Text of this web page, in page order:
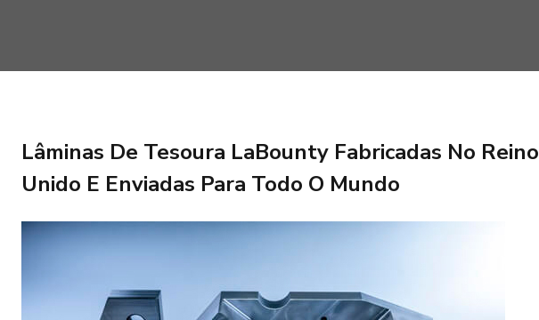
Lâminas De Tesoura LaBounty Fabricadas No Reino
Unido E Enviadas Para Todo O Mundo